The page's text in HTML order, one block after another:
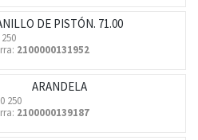
DE PISTÓN. 71.00
2100000131952
ARANDELA
250
2100000139187